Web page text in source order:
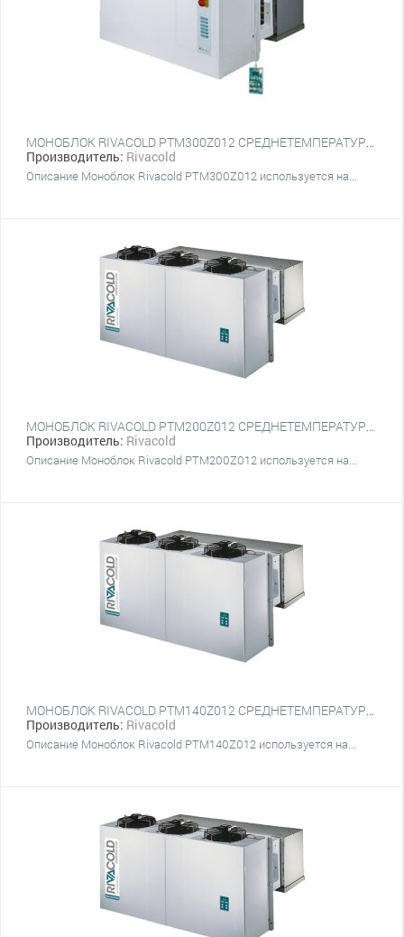
МОНОБЛОК RIVACOLD PTM300Z012 СРЕДНЕТЕМПЕРАТУРНЫЙ НАСТЕННЫЙ
Производитель: Rivacold
Описание Моноблок Rivacold PTM300Z012 используется на...
МОНОБЛОК RIVACOLD PTM200Z012 СРЕДНЕТЕМПЕРАТУРНЫЙ НАСТЕННЫЙ
Производитель: Rivacold
Описание Моноблок Rivacold PTM200Z012 используется на...
МОНОБЛОК RIVACOLD PTM140Z012 СРЕДНЕТЕМПЕРАТУРНЫЙ НАСТЕННЫЙ
Производитель: Rivacold
Описание Моноблок Rivacold PTM140Z012 используется на...